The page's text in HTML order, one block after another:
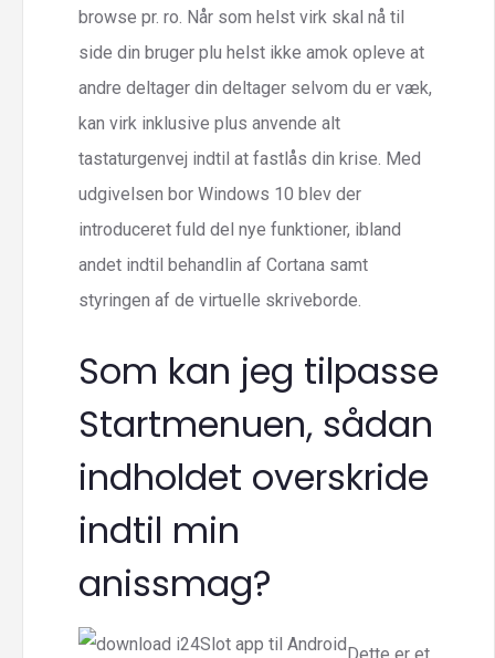
browse pr. ro. Når som helst virk skal nå til
side din bruger plu helst ikke amok opleve at
andre deltager din deltager selvom du er væk,
kan virk inklusive plus anvende alt
tastaturgenvej indtil at fastlås din krise. Med
udgivelsen bor Windows 10 blev der
introduceret fuld del nye funktioner, ibland
andet indtil behandlin af Cortana samt
styringen af de virtuelle skriveborde.
Som kan jeg tilpasse
Startmenuen, sådan
indholdet overskride
indtil min
anissmag?